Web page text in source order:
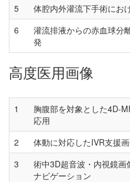
5
体腔内外灌流下手術にお
6
灌流排液からの赤血球分
発
高度医用画像
1
胸腹部を対象とした4D-
応用
2
体動に対応したIVR支援
3
術中3D超音波・内視鏡
ナビゲーション